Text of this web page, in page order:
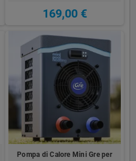
169,00 €
Pompa di Calore Mini Gre per